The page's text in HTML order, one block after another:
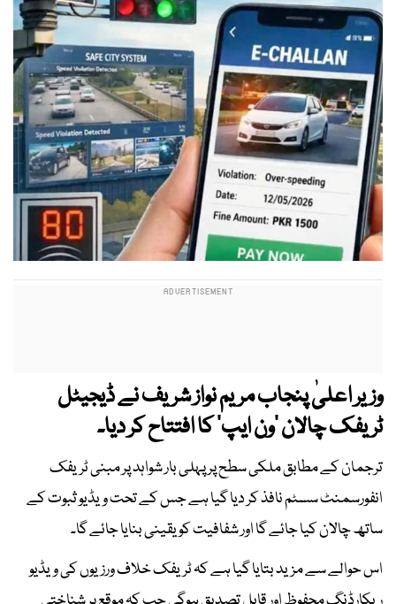
وزیر اعلیٰ پنجاب مریم نواز شریف نے ڈیجیٹل
ٹریفک چالان ’ون ایپ‘ کا افتتاح کر دیا۔
ترجمان کے مطابق ملکی سطح پر پہلی بار شواہد پر مبنی ٹریفک
انفورسمنٹ سسٹم نافذ کر دیا گیا ہے جس کے تحت ویڈیو ثبوت کے
ساتھ چالان کیا جائے گا اور شفافیت کو یقینی بنایا جائے گا۔
اس حوالے سے مزید بتایا گیا ہے کہ ٹریفک خلاف ورزیوں کی ویڈیو